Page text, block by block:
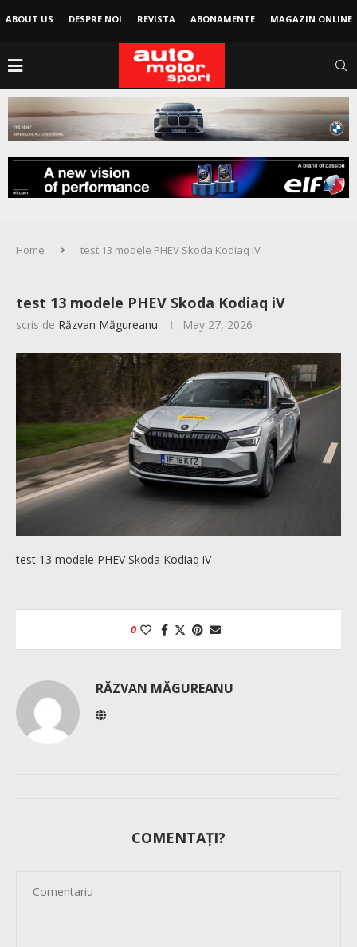
ABOUT US DESPRE NOI REVISTA ABONAMENTE MAGAZIN ONLINE
Home test 13 modele PHEV Skoda Kodiaq iV
test 13 modele PHEV Skoda Kodiaq iV
scris de Răzvan Măgureanu May 27, 2026
test 13 modele PHEV Skoda Kodiaq iV
0
RĂZVAN MĂGUREANU
COMENTAȚI?